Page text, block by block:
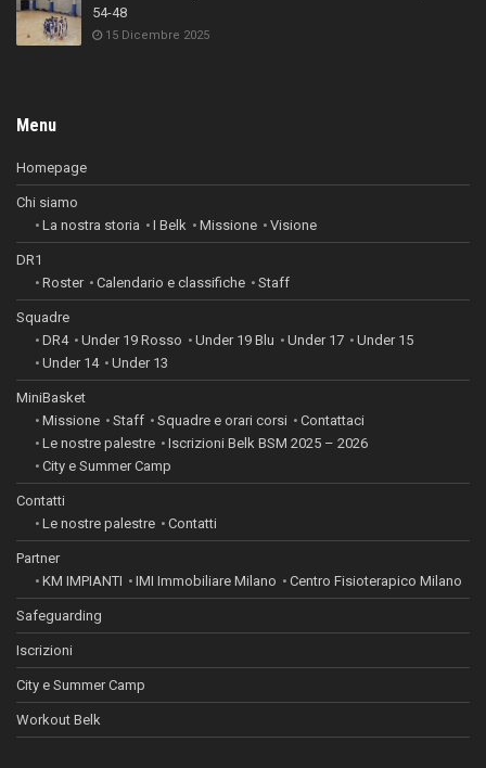
54-48
15 Dicembre 2025
Menu
Homepage
Chi siamo
La nostra storia
I Belk Missione Visione
DR1
Roster
Calendario e classifiche Staff
Squadre
DR4
Under 19 Rosso Under 19 Blu Under 17
Under 15
Under 14
Under 13
MiniBasket
Missione
Staff Squadre e orari corsi
Contattaci
Le nostre palestre
Iscrizioni Belk BSM 2025 – 2026
City e Summer Camp
Contatti
Le nostre palestre
Contatti
Partner
KM IMPIANTI
IMI Immobiliare Milano Centro Fisioterapico Milano
Safeguarding
Iscrizioni
City e Summer Camp
Workout Belk